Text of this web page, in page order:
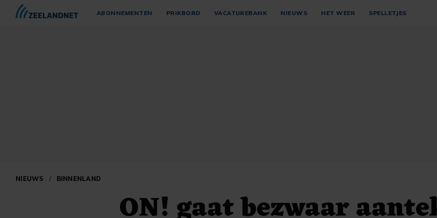
ABONNEMENTEN PRIKBORD VACATUREBANK NIEUWS HET WEER SPELLETJES
NIEUWS / BINNENLAND